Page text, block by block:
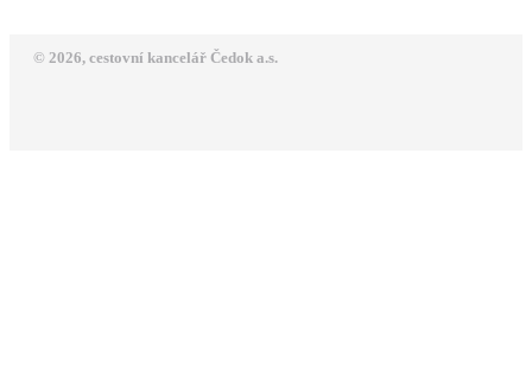
© 2026, cestovní kancelář Čedok a.s.